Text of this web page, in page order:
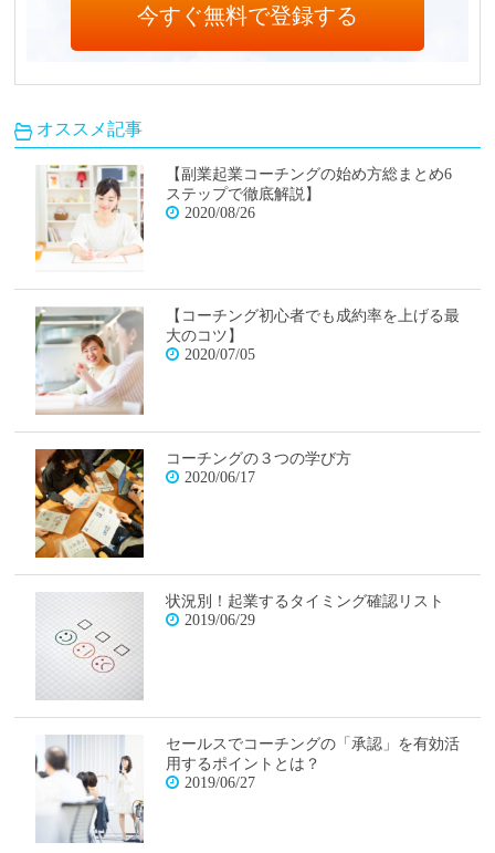
オススメ記事
【副業起業コーチングの始め方総まとめ6
ステップで徹底解説】
2020/08/26
【コーチング初心者でも成約率を上げる最
大のコツ】
2020/07/05
コーチングの３つの学び方
2020/06/17
状況別！起業するタイミング確認リスト
2019/06/29
セールスでコーチングの「承認」を有効活
用するポイントとは？
2019/06/27